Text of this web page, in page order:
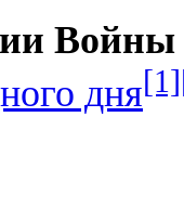
Войны
дня[1]